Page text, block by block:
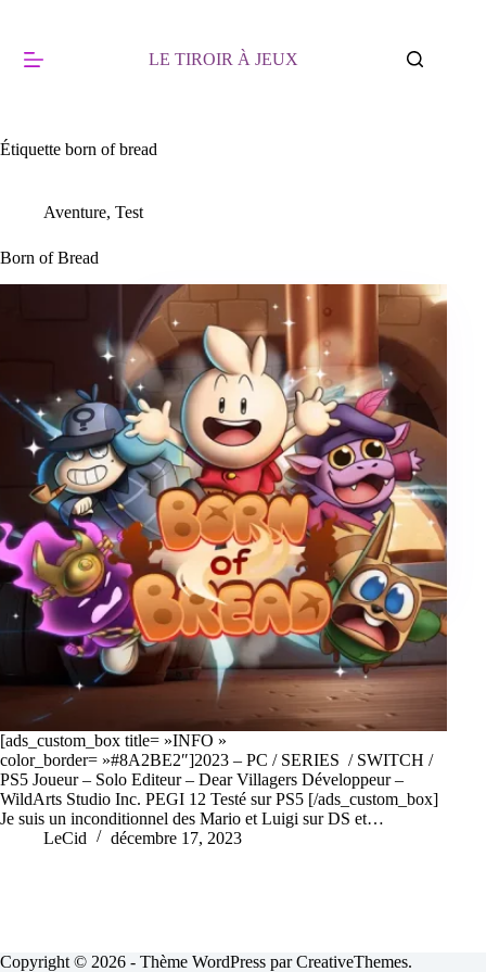
LE TIROIR À JEUX
Étiquette born of bread
Aventure, Test
Born of Bread
[ads_custom_box title= »INFO »
color_border= »#8A2BE2″]2023 – PC / SERIES / SWITCH /
PS5 Joueur – Solo Editeur – Dear Villagers Développeur –
WildArts Studio Inc. PEGI 12 Testé sur PS5 [/ads_custom_box]
Je suis un inconditionnel des Mario et Luigi sur DS et…
LeCid
décembre 17, 2023
Copyright © 2026 - Thème WordPress parCreativeThemes.